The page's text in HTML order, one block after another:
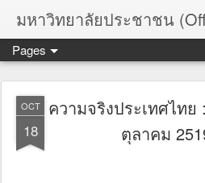
มหาวิทยาลัยประชาชน
Pages
OCT
18
ความจริงประเทศไท
ตุลาคม